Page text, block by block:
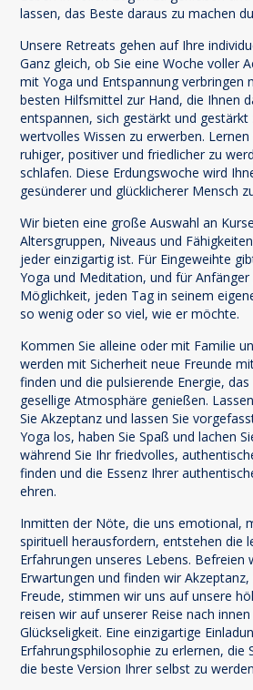
lassen, das Beste daraus zu machen
Unsere Retreats gehen auf Ihre
Ganz gleich, ob Sie eine Woche voller
mit Yoga und Entspannung verbringen
besten Hilfsmittel zur Hand, die Ihnen
entspannen, sich gestärkt und gestärkt
wertvolles Wissen zu erwerben.
ruhiger, positiver und friedlicher zu
schlafen. Diese Erdungswoche wird
gesünderer und glücklicherer Mensch
Wir bieten eine große Auswahl an
Altersgruppen, Niveaus und
jeder einzigartig ist. Für Eingeweihte
Yoga und Meditation, und für Anfänger
Möglichkeit, jeden Tag in seinem
so wenig oder so viel, wie er möchte.
Kommen Sie alleine oder mit Familie
werden mit Sicherheit neue Freunde
finden und die pulsierende Energie,
gesellige Atmosphäre genießen.
Sie Akzeptanz und lassen Sie
Yoga los, haben Sie Spaß und lachen
während Sie Ihr friedvolles,
finden und die Essenz Ihrer
ehren.
Inmitten der Nöte, die uns emotional,
spirituell herausfordern, entstehen die
Erfahrungen unseres Lebens. Befreien
Erwartungen und finden wir
Freude, stimmen wir uns auf unsere
reisen wir auf unserer Reise nach
Glückseligkeit. Eine einzigartige
Erfahrungsphilosophie zu erlernen, die
die beste Version Ihrer selbst zu